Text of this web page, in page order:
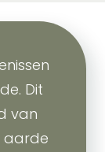
Dit
van
aarde